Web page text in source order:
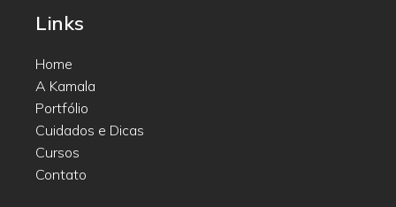
Links
Home
A Kamala
Portfólio
Cuidados e Dicas
Cursos
Contato